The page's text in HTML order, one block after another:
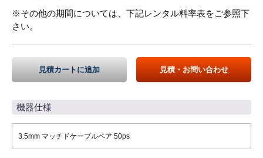
※その他の期間については、下記レンタル料率表をご参照下
さい。
見積カートに追加 見積・お問い合わせ
機器仕様
3.5mm マッチドケーブルペア 50ps